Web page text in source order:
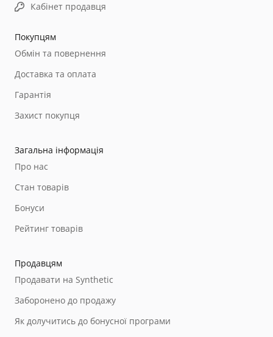
Покупцям
Обмін та повернення
Доставка та оплата
Гарантія
Захист покупця
Загальна інформація
Про нас
Стан товарів
Бонуси
Рейтинг товарів
Продавцям
Продавати на Synthetic
Заборонено до продажу
Як долучитись до бонусної програми
Кабінет продавця